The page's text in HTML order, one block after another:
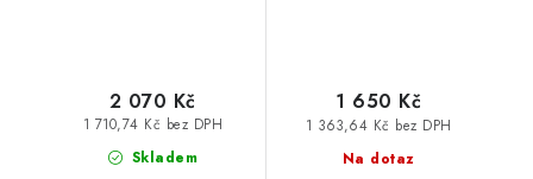
Skladem
1 710,74 Kč bez DPH
2 070 Kč
Na dotaz
1 363,64 Kč bez DPH
1 650 Kč